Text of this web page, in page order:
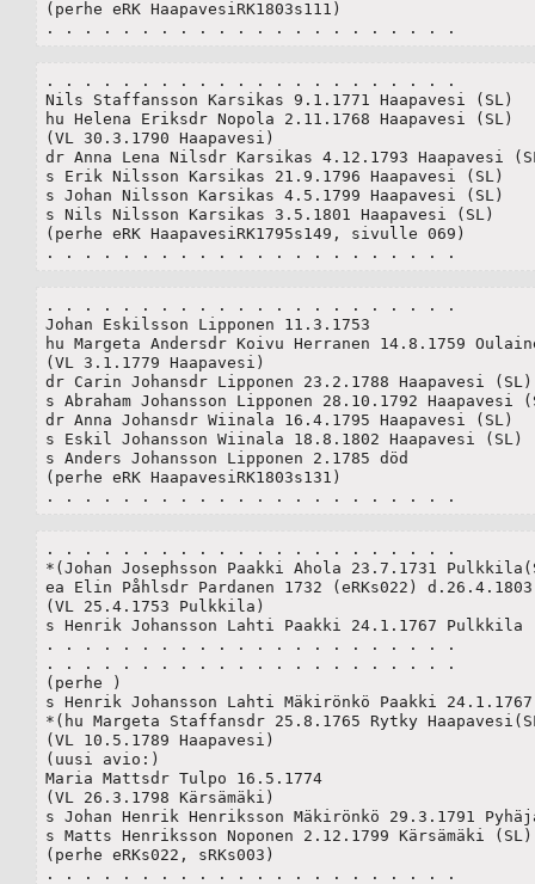
(perhe eRK HaapavesiRK1803s111)
. . . . . . . . . . . . . . . . . . . . . .
. . . . . . . . . . . . . . . . . . . . . .
Nils Staffansson Karsikas 9.1.1771 Haapavesi (SL)
hu Helena Eriksdr Nopola 2.11.1768 Haapavesi (SL)
(VL 30.3.1790 Haapavesi)
dr Anna Lena Nilsdr Karsikas 4.12.1793 Haapavesi
s Erik Nilsson Karsikas 21.9.1796 Haapavesi (SL)
s Johan Nilsson Karsikas 4.5.1799 Haapavesi (SL)
s Nils Nilsson Karsikas 3.5.1801 Haapavesi (SL)
(perhe eRK HaapavesiRK1795s149, sivulle 069)
. . . . . . . . . . . . . . . . . . . . . .
. . . . . . . . . . . . . . . . . . . . . .
Johan Eskilsson Lipponen 11.3.1753
hu Margeta Andersdr Koivu Herranen 14.8.1759
(VL 3.1.1779 Haapavesi)
dr Carin Johansdr Lipponen 23.2.1788 Haapavesi (SL)
s Abraham Johansson Lipponen 28.10.1792 Haapavesi
dr Anna Johansdr Wiinala 16.4.1795 Haapavesi (SL)
s Eskil Johansson Wiinala 18.8.1802 Haapavesi (SL)
s Anders Johansson Lipponen 2.1785 död
(perhe eRK HaapavesiRK1803s131)
. . . . . . . . . . . . . . . . . . . . . .
. . . . . . . . . . . . . . . . . . . . . .
*(Johan Josephsson Paakki Ahola 23.7.1731
ea Elin Påhlsdr Pardanen 1732 (eRKs022)
(VL 25.4.1753 Pulkkila)
s Henrik Johansson Lahti Paakki 24.1.1767 Pulkkila
. . . . . . . . . . . . . . . . . . . . . .
. . . . . . . . . . . . . . . . . . . . . .
(perhe )
s Henrik Johansson Lahti Mäkirönkö Paakki
*(hu Margeta Staffansdr 25.8.1765 Rytky
(VL 10.5.1789 Haapavesi)
(uusi avio:)
Maria Mattsdr Tulpo 16.5.1774
(VL 26.3.1798 Kärsämäki)
s Johan Henrik Henriksson Mäkirönkö 29.3.1791
s Matts Henriksson Noponen 2.12.1799 Kärsämäki (SL)
(perhe eRKs022, sRKs003)
. . . . . . . . . . . . . . . . . . . . . .